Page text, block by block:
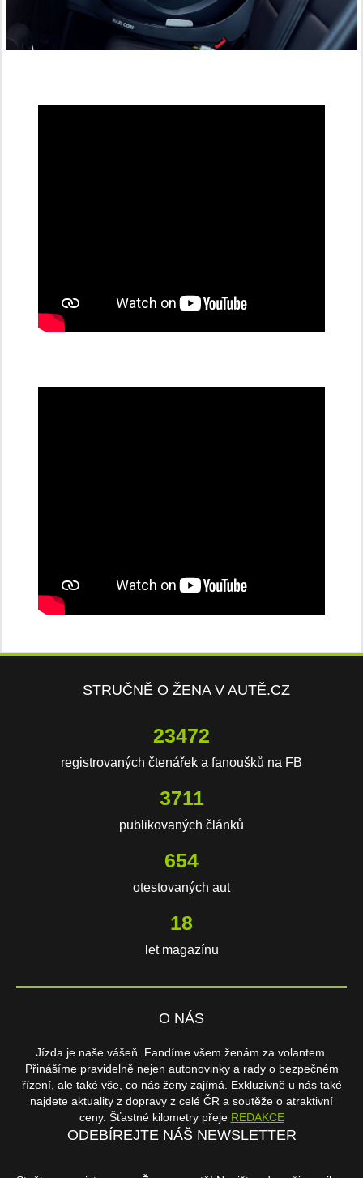
STRUČNĚ O ŽENA V AUTĚ.CZ
23472
registrovaných čtenářek a fanoušků na FB
3711
publikovaných článků
654
otestovaných aut
18
let magazínu
O NÁS
Jízda je naše vášeň. Fandíme všem ženám za volantem.
Přinášíme pravidelně nejen autonovinky a rady o bezpečném
řízení, ale také vše, co nás ženy zajímá. Exkluzivně u nás také
najdete aktuality z dopravy z celé ČR a soutěže o atraktivní
ceny. Šťastné kilometry přeje REDAKCE
ODEBÍREJTE NÁŠ NEWSLETTER